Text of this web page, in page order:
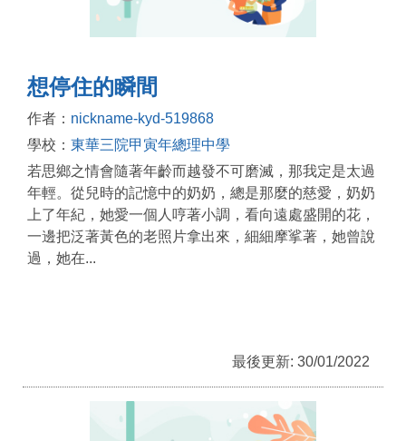
想停住的瞬間
作者： nickname-kyd-519868
學校： 東華三院甲寅年總理中學
若思鄉之情會隨著年齡而越發不可磨滅，那我定是太過
年輕。從兒時的記憶中的奶奶，總是那麼的慈愛，奶奶
上了年紀，她愛一個人哼著小調，看向遠處盛開的花，
一邊把泛著黃色的老照片拿出來，細細摩挲著，她曾說
過，她在...
最後更新: 30/01/2022